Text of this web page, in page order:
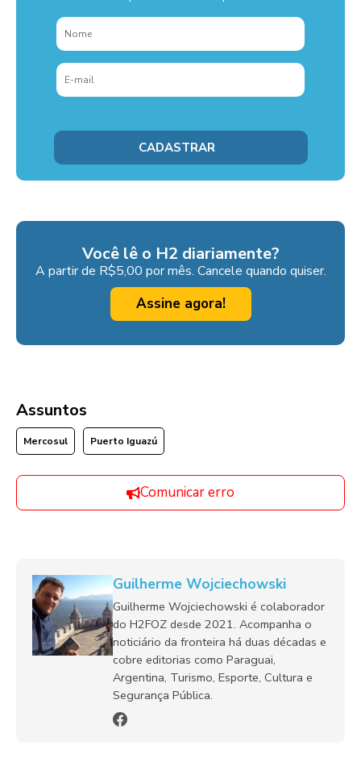
Você lê o H2 diariamente?
A partir de R$5,00 por mês. Cancele quando quiser.
Assine agora!
Assuntos
Mercosul Puerto Iguazú
Comunicar erro
Guilherme Wojciechowski
Guilherme Wojciechowski é colaborador
do H2FOZ desde 2021. Acompanha o
noticiário da fronteira há duas décadas e
cobre editorias como Paraguai,
Argentina, Turismo, Esporte, Cultura e
Segurança Pública.